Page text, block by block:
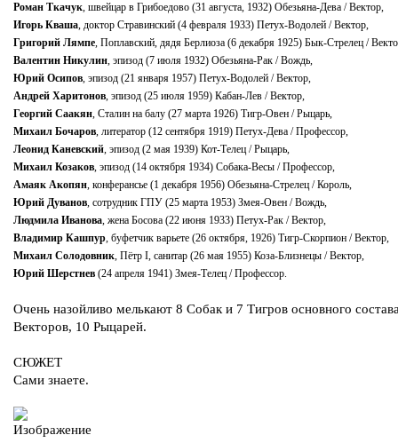
Роман Ткачук, швейцар в Грибоедово (31 августа, 1932) Обезьяна-Дева / Вектор,
Игорь Кваша, доктор Стравинский (4 февраля 1933) Петух-Водолей / Вектор,
Григорий Лямпе, Поплавский, дядя Берлиоза (6 декабря 1925) Бык-Стрелец /
Валентин Никулин, эпизод (7 июля 1932) Обезьяна-Рак / Вождь,
Юрий Осипов, эпизод (21 января 1957) Петух-Водолей / Вектор,
Андрей Харитонов, эпизод (25 июля 1959) Кабан-Лев / Вектор,
Георгий Саакян, Сталин на балу (27 марта 1926) Тигр-Овен / Рыцарь,
Михаил Бочаров, литератор (12 сентября 1919) Петух-Дева / Профессор,
Леонид Каневский, эпизод (2 мая 1939) Кот-Телец / Рыцарь,
Михаил Козаков, эпизод (14 октября 1934) Собака-Весы / Профессор,
Амаяк Акопян, конферансье (1 декабря 1956) Обезьяна-Стрелец / Король,
Юрий Дуванов, сотрудник ГПУ (25 марта 1953) Змея-Овен / Вождь,
Людмила Иванова, жена Босова (22 июня 1933) Петух-Рак / Вектор,
Владимир Кашпур, буфетчик варьете (26 октября, 1926) Тигр-Скорпион / Вектор,
Михаил Солодовник, Пётр I, санитар (26 мая 1955) Коза-Близнецы / Вектор,
Юрий Шерстнев (24 апреля 1941) Змея-Телец / Профессор.
Очень назойливо мелькают 8 Собак и 7 Тигров основного
Векторов, 10 Рыцарей.
СЮЖЕТ
Сами знаете.